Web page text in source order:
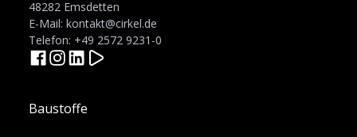
48282 Emsdetten
E-Mail: kontakt@cirkel.de
Telefon: +49 2572 9231-0
Baustoffe